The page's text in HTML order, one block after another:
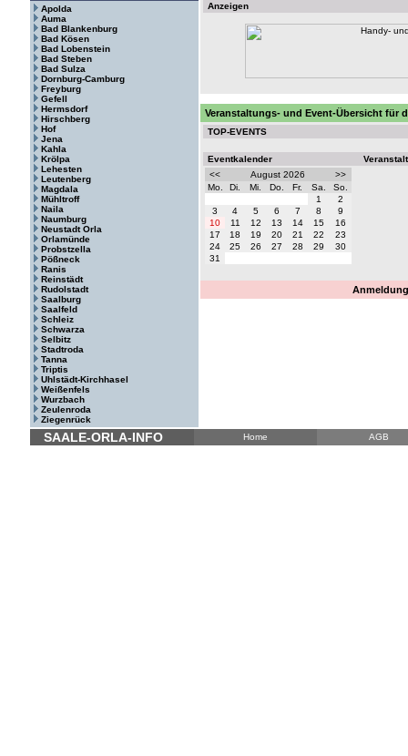
Apolda
Auma
Bad Blankenburg
Bad Kösen
Bad Lobenstein
Bad Steben
Bad Sulza
Dornburg-Camburg
Freyburg
Gefell
Hermsdorf
Hirschberg
Hof
Jena
Kahla
Krölpa
Lehesten
Leutenberg
Magdala
Mühltroff
Naila
Naumburg
Neustadt Orla
Orlamünde
Probstzella
Pößneck
Ranis
Reinstädt
Rudolstadt
Saalburg
Saalfeld
Schleiz
Schwarza
Selbitz
Stadtroda
Tanna
Triptis
Uhlstädt-Kirchhasel
Weißenfels
Wurzbach
Zeulenroda
Ziegenrück
Anzeigen
Veranstaltungs- und Event-Übersicht für
TOP-EVENTS
Eventkalender
<<
August 2026
>>
Mo.
Di. Mi. Do. Fr. Sa.
So.
1
2
3
4 5 6 7 8
9
10
11 12 13 14 15
16
17
18 19 20 21 22
23
24
25 26 27 28 29
30
31
SAALE-ORLA-INFO Home AGB